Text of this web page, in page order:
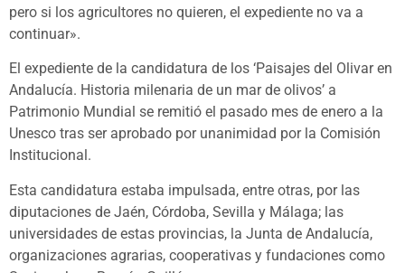
pero si los agricultores no quieren, el expediente no va a
continuar».
El expediente de la candidatura de los ‘Paisajes del Olivar en
Andalucía. Historia milenaria de un mar de olivos’ a
Patrimonio Mundial se remitió el pasado mes de enero a la
Unesco tras ser aprobado por unanimidad por la Comisión
Institucional.
Esta candidatura estaba impulsada, entre otras, por las
diputaciones de Jaén, Córdoba, Sevilla y Málaga; las
universidades de estas provincias, la Junta de Andalucía,
organizaciones agrarias, cooperativas y fundaciones como